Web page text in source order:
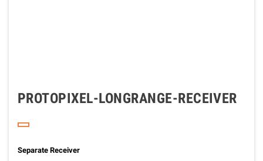
PROTOPIXEL-LONGRANGE-RECEIVER
Separate Receiver